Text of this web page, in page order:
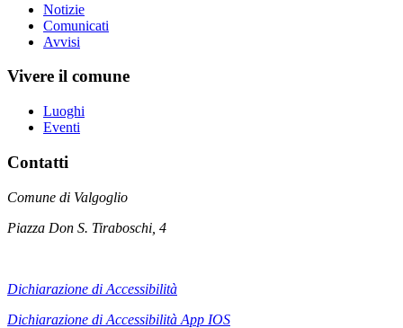
Notizie
Comunicati
Avvisi
Vivere il comune
Luoghi
Eventi
Contatti
Comune di Valgoglio
Piazza Don S. Tiraboschi, 4
Dichiarazione di Accessibilità
Dichiarazione di Accessibilità App IOS